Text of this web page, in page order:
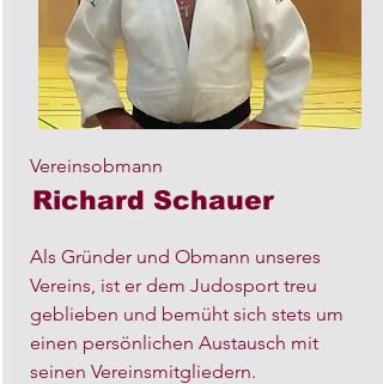
Vereinsobmann
Richard Schauer
Als Gründer und Obmann unseres
Vereins, ist er dem Judosport treu
geblieben und bemüht sich stets um
einen persönlichen Austausch mit
seinen Vereinsmitgliedern.